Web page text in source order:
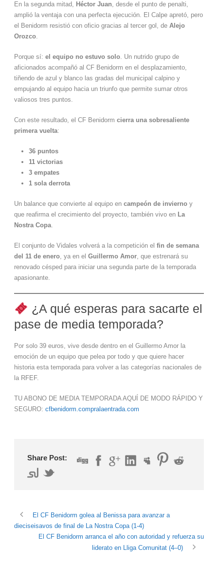
En la segunda mitad, Héctor Juan, desde el punto de penalti,
amplió la ventaja con una perfecta ejecución. El Calpe apretó, pero
el Benidorm resistió con oficio gracias al tercer gol, de Alejo
Orozco.
Porque sí: el equipo no estuvo solo. Un nutrido grupo de
aficionados acompañó al CF Benidorm en el desplazamiento,
tiñendo de azul y blanco las gradas del municipal calpino y
empujando al equipo hacia un triunfo que permite sumar otros
valiosos tres puntos.
Con este resultado, el CF Benidorm cierra una sobresaliente
primera vuelta:
36 puntos
11 victorias
3 empates
1 sola derrota
Un balance que convierte al equipo en campeón de invierno y
que reafirma el crecimiento del proyecto, también vivo en La
Nostra Copa.
El conjunto de Vidales volverá a la competición el fin de semana
del 11 de enero, ya en el Guillermo Amor, que estrenará su
renovado césped para iniciar una segunda parte de la temporada
apasionante.
¿A qué esperas para sacarte el
pase de media temporada?
Por solo 39 euros, vive desde dentro en el Guillermo Amor la
emoción de un equipo que pelea por todo y que quiere hacer
historia esta temporada para volver a las categorías nacionales de
la RFEF.
TU ABONO DE MEDIA TEMPORADA AQUÍ DE MODO RÁPIDO Y
SEGURO: cfbenidorm.compralaentrada.com
Share Post:
El CF Benidorm golea al Benissa para avanzar a
dieciseisavos de final de La Nostra Copa (1-4)
El CF Benidorm arranca el año con autoridad y refuerza su
liderato en Lliga Comunitat (4–0)